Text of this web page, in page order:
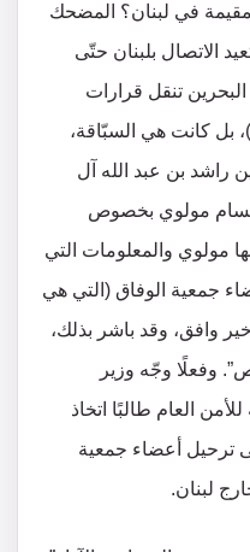
في لبنان؟ المضحك
الاتصال بلبنان حتّى
تنقل قرارات
السعودية عبر خاصية الـretweet)، بل كانت هي السبّاقة،
راشد بن عبد الله آل
بسام مولوي بخصوص
مولوي والمعلومات التي
جمعية الوفاق (التي هي
وافق، وقد باشر بذلك،
وفعلًا وجّه وزير
للأمن العام طالبًا اتخاذ
ترحيل أعضاء جمعية
لبنان.